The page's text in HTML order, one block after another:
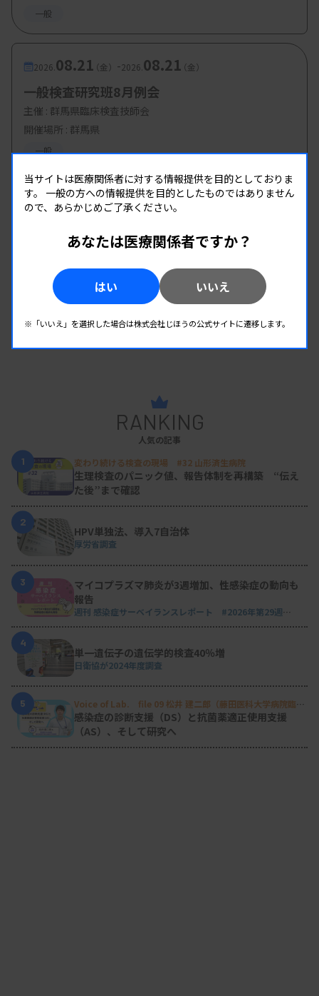
一般
2026. 08.21（金） -2026. 08.21（金）
一般検査研究班8月例会
主催 : 群馬県臨床検査技師会
開催場所 : 群馬県
一般
RANKING
人気の記事
1
変わり続ける検査の現場 #32 山形済生病院
生理検査のパニック値、報告体制を再構築 “伝え
た後”まで確認
2
HPV単独法、導入7自治体
厚労省調査
3
マイコプラズマ肺炎が3週増加、性感染症の動向も
報告
週刊 感染症サーベイランスレポート #2026年第29週
4
単一遺伝子の遺伝学的検査40％増
日衛協が2024年度調査
5
Voice of Lab. file 09 松井 建二郎（藤田医科大学病院臨床
検査部微生物遺伝子検査室）
感染症の診断支援（DS）と抗菌薬適正使用支援
（AS）、そして研究へ
当サイトは医療関係者に対する情報提供を目的としておりま
す。 一般の方への情報提供を目的としたものではありません
ので、あらかじめご了承ください。
あなたは医療関係者ですか？
はい いいえ
※「いいえ」を選択した場合は株式会社じほうの公式サイトに遷移します。